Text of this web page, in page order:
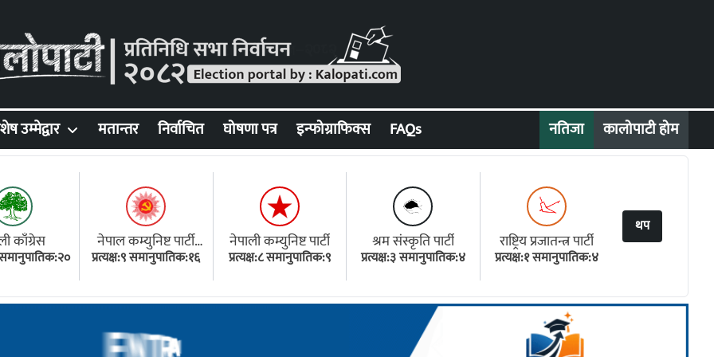
नतिजा कालोपाटी होम
उम्मेद्वार मतान्तर निर्वाचित घोषणा पत्र इन्फोग्राफिक्स FAQs
काँग्रेस
समानुपातिक:२०
नेपाल कम्युनिष्ट पार्टी
(एमाले)
प्रत्यक्ष:९ समानुपातिक:१६
नेपाली कम्युनिष्ट पार्टी
प्रत्यक्ष:८ समानुपातिक:९
श्रम संस्कृति पार्टी
प्रत्यक्ष:३ समानुपातिक:४
राष्ट्रिय प्रजातन्त्र पार्टी
प्रत्यक्ष:१ समानुपातिक:४
थप